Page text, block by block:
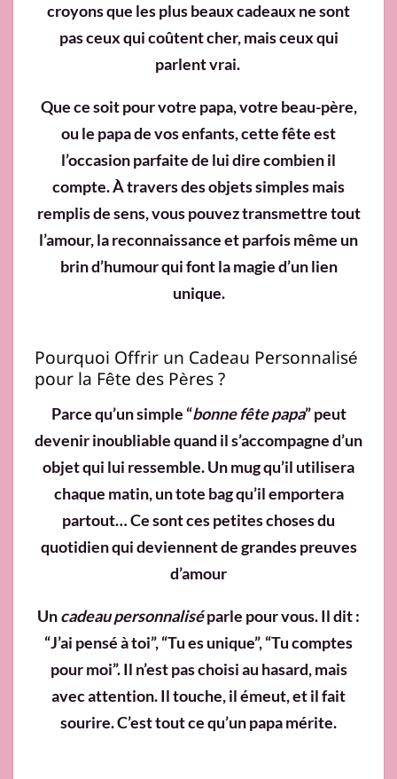
croyons que les plus beaux cadeaux ne sont
pas ceux qui coûtent cher, mais ceux qui
parlent vrai.
Que ce soit pour votre papa, votre beau-père,
ou le papa de vos enfants, cette fête est
l’occasion parfaite de lui dire combien il
compte. À travers des objets simples mais
remplis de sens, vous pouvez transmettre tout
l’amour, la reconnaissance et parfois même un
brin d’humour qui font la magie d’un lien
unique.
Pourquoi Offrir un Cadeau Personnalisé
pour la Fête des Pères ?
Parce qu’un simple “bonne fête papa” peut
devenir inoubliable quand il s’accompagne d’un
objet qui lui ressemble. Un mug qu’il utilisera
chaque matin, un tote bag qu’il emportera
partout… Ce sont ces petites choses du
quotidien qui deviennent de grandes preuves
d’amour
Uncadeau personnaliséparle pour vous. Il dit :
“J’ai pensé à toi”, “Tu es unique”, “Tu comptes
pour moi”. Il n’est pas choisi au hasard, mais
avec attention. Il touche, il émeut, et il fait
sourire. C’est tout ce qu’un papa mérite.